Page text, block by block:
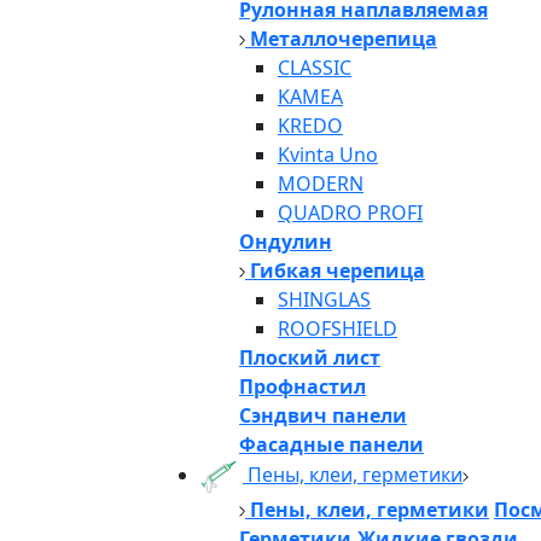
Рулонная наплавляемая
Металлочерепица
CLASSIC
KAMEA
KREDO
Kvinta Uno
MODERN
QUADRO PROFI
Ондулин
Гибкая черепица
SHINGLAS
ROOFSHIELD
Плоский лист
Профнастил
Сэндвич панели
Фасадные панели
Пены, клеи, герметики
Пены, клеи, герметики